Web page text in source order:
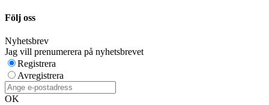
Följ oss
Nyhetsbrev
Jag vill prenumerera på nyhetsbrevet
Registrera
Avregistrera
OK